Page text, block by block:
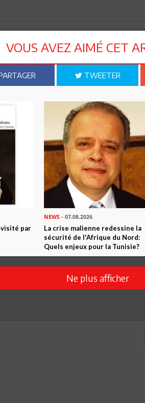
LE AVEC VOS AMIS !
ABONNEZ-VOUS
ARTICLE
Commenter
VOUS AVEZ AIMÉ CET
TWEETER
par
NEWS - 07.08.2026
La crise malienne redessine la
sécurité de l'Afrique du Nord:
Quels enjeux pour la Tunisie?
Ne plus afficher